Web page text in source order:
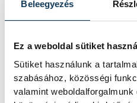
Beleegyezés
Ez a weboldal sütiket
Sütiket használunk a
szabásához, közösségi
valamint
bármelyike
egyoldali
lábfájdalom vagy
hirtelen kialakuló